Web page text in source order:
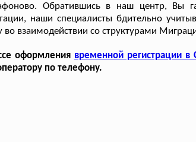
Обратившись в наш центр, Вы
наши специалисты бдительно
взаимодействии со структурами
оформления временной регистрации в
по телефону.